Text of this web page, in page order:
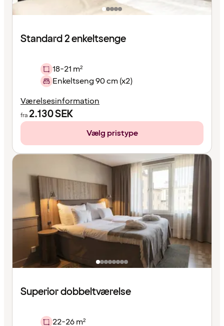
Standard 2 enkeltsenge
18-21 m²
Enkeltseng 90 cm (x2)
Værelsesinformation
fra 2.130SEK
Vælg pristype
Superior dobbeltværelse
22-26 m²